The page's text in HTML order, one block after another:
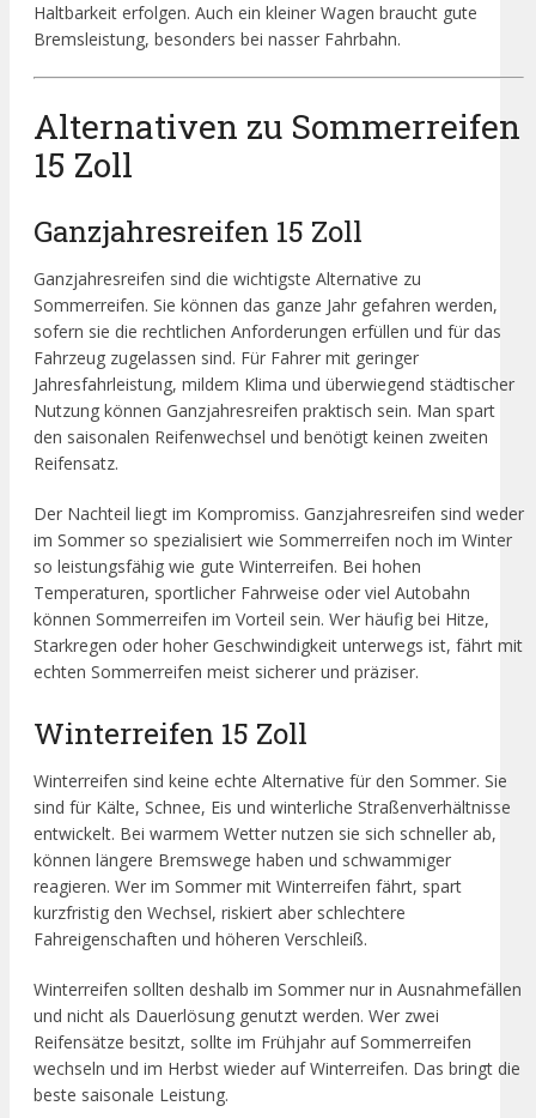
Haltbarkeit erfolgen. Auch ein kleiner Wagen braucht gute
Bremsleistung, besonders bei nasser Fahrbahn.
Alternativen zu Sommerreifen
15 Zoll
Ganzjahresreifen 15 Zoll
Ganzjahresreifen sind die wichtigste Alternative zu
Sommerreifen. Sie können das ganze Jahr gefahren werden,
sofern sie die rechtlichen Anforderungen erfüllen und für das
Fahrzeug zugelassen sind. Für Fahrer mit geringer
Jahresfahrleistung, mildem Klima und überwiegend städtischer
Nutzung können Ganzjahresreifen praktisch sein. Man spart
den saisonalen Reifenwechsel und benötigt keinen zweiten
Reifensatz.
Der Nachteil liegt im Kompromiss. Ganzjahresreifen sind weder
im Sommer so spezialisiert wie Sommerreifen noch im Winter
so leistungsfähig wie gute Winterreifen. Bei hohen
Temperaturen, sportlicher Fahrweise oder viel Autobahn
können Sommerreifen im Vorteil sein. Wer häufig bei Hitze,
Starkregen oder hoher Geschwindigkeit unterwegs ist, fährt mit
echten Sommerreifen meist sicherer und präziser.
Winterreifen 15 Zoll
Winterreifen sind keine echte Alternative für den Sommer. Sie
sind für Kälte, Schnee, Eis und winterliche Straßenverhältnisse
entwickelt. Bei warmem Wetter nutzen sie sich schneller ab,
können längere Bremswege haben und schwammiger
reagieren. Wer im Sommer mit Winterreifen fährt, spart
kurzfristig den Wechsel, riskiert aber schlechtere
Fahreigenschaften und höheren Verschleiß.
Winterreifen sollten deshalb im Sommer nur in Ausnahmefällen
und nicht als Dauerlösung genutzt werden. Wer zwei
Reifensätze besitzt, sollte im Frühjahr auf Sommerreifen
wechseln und im Herbst wieder auf Winterreifen. Das bringt die
beste saisonale Leistung.